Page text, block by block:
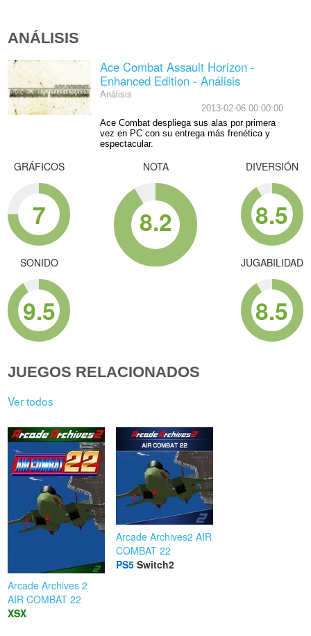
ANÁLISIS
Ace Combat Assault Horizon -
Enhanced Edition - Análisis
Análisis
2013-02-06 00:00:00
Ace Combat despliega sus alas por primera
vez en PC con su entrega más frenética y
espectacular.
GRÁFICOS
7
SONIDO
9.5
NOTA
8.2
DIVERSIÓN
8.5
JUGABILIDAD
8.5
JUEGOS RELACIONADOS
Ver todos
Arcade Archives 2
AIR COMBAT 22
XSX
Arcade Archives2 AIR
COMBAT 22
PS5 Switch2